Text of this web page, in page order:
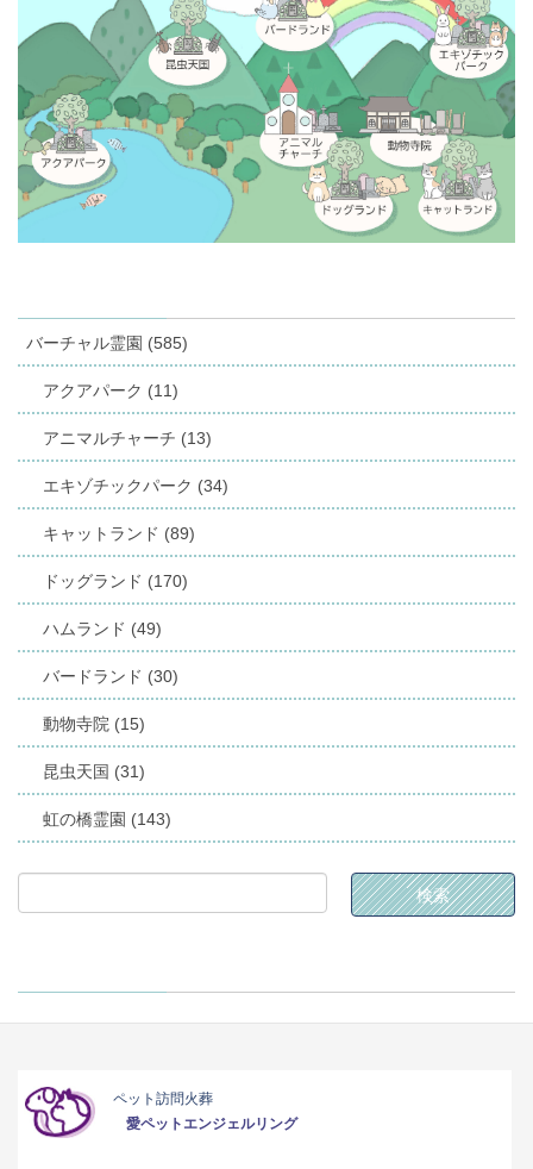
バーチャル霊園 (585)
アクアパーク (11)
アニマルチャーチ (13)
エキゾチックパーク (34)
キャットランド (89)
ドッグランド (170)
ハムランド (49)
バードランド (30)
動物寺院 (15)
昆虫天国 (31)
虹の橋霊園 (143)
ペット訪問火葬
愛ペットエンジェルリング